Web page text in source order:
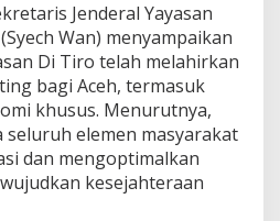
Jenderal Yayasan
Wan) menyampaikan
Di Tiro telah melahirkan
bagi Aceh, termasuk
khusus. Menurutnya,
elemen masyarakat
dan mengoptimalkan
kesejahteraan